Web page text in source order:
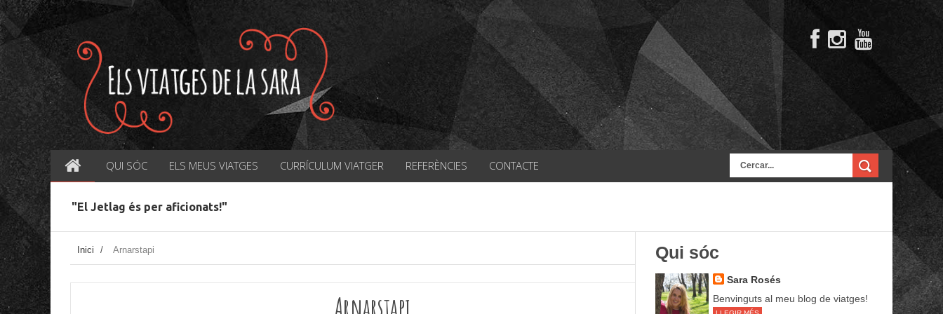
QUI SÓC ELS MEUS VIATGES CURRÍCULUM VIATGER REFERÈNCIES CONTACTE
"El Jetlag és per aficionats!"
Inici / Arnarstapi
Arnarstapi
Qui sóc
Sara Rosés
Benvinguts al meu blog de viatges!